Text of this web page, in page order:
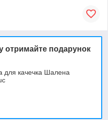
отримайте подарунок
для качечка Шалена